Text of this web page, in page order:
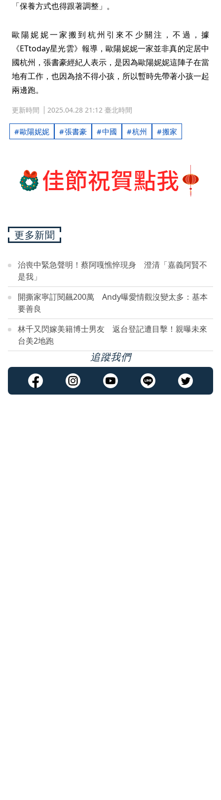
「保養方式也得跟著調整」。
歐陽妮妮一家搬到杭州引來不少關注，不過，據
《ETtoday星光雲》報導，歐陽妮妮一家並非真的定居中
國杭州，張書豪經紀人表示，是因為歐陽妮妮這陣子在當
地有工作，也因為捨不得小孩，所以暫時先帶著小孩一起
兩邊跑。
更新時間 2025.04.28 21:12 臺北時間
歐陽妮妮 張書豪 中國 杭州 搬家
更多新聞
治喪中緊急聲明！蔡阿嘎憔悴現身 澄清「嘉義阿賢不
是我」
開撕家寧訂閱飆200萬 Andy曝愛情觀沒變太多：基本
要善良
林千又閃嫁美籍博士男友 返台登記遭目擊！親曝未來
台美2地跑
追蹤我們